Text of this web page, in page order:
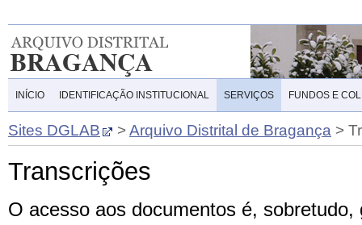
INÍCIO IDENTIFICAÇÃO INSTITUCIONAL SERVIÇOS FUNDOS E
Sites DGLAB >Arquivo Distrital de Bragança >
Transcrições
O acesso aos documentos é, sobretudo,